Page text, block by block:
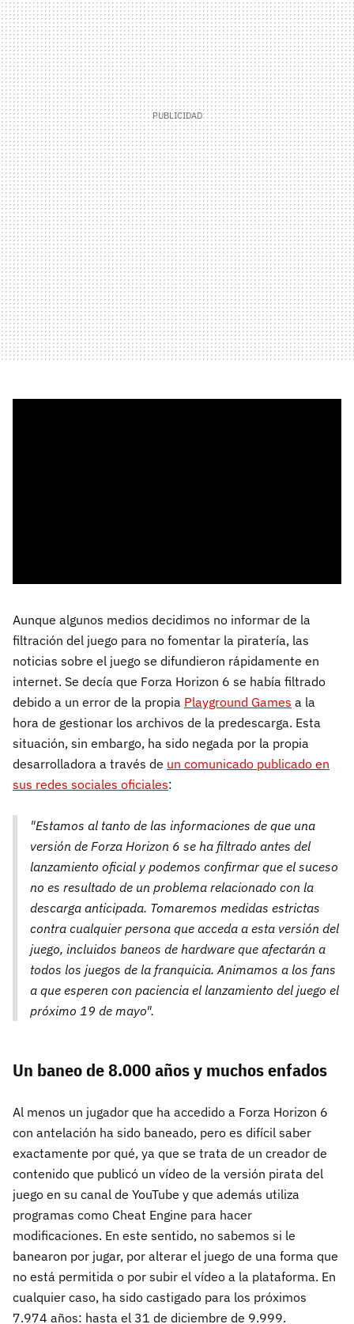
Aunque algunos medios decidimos no informar de la
filtración del juego para no fomentar la piratería, las
noticias sobre el juego se difundieron rápidamente en
internet. Se decía que Forza Horizon 6 se había filtrado
debido a un error de la propia Playground Games a la
hora de gestionar los archivos de la predescarga. Esta
situación, sin embargo, ha sido negada por la propia
desarrolladora a través de un comunicado publicado en
sus redes sociales oficiales:
"Estamos al tanto de las informaciones de que una
versión de Forza Horizon 6 se ha filtrado antes del
lanzamiento oficial y podemos confirmar que el suceso
no es resultado de un problema relacionado con la
descarga anticipada. Tomaremos medidas estrictas
contra cualquier persona que acceda a esta versión del
juego, incluidos baneos de hardware que afectarán a
todos los juegos de la franquicia. Animamos a los fans
a que esperen con paciencia el lanzamiento del juego el
próximo 19 de mayo".
Un baneo de 8.000 años y muchos enfados
Al menos un jugador que ha accedido a Forza Horizon 6
con antelación ha sido baneado, pero es difícil saber
exactamente por qué, ya que se trata de un creador de
contenido que publicó un vídeo de la versión pirata del
juego en su canal de YouTube y que además utiliza
programas como Cheat Engine para hacer
modificaciones. En este sentido, no sabemos si le
banearon por jugar, por alterar el juego de una forma que
no está permitida o por subir el vídeo a la plataforma. En
cualquier caso, ha sido castigado para los próximos
7.974 años: hasta el 31 de diciembre de 9.999.